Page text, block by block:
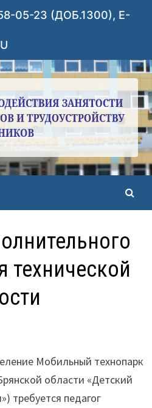
05-23 (ДОБ.1300), E-
технической
Мобильный технопарк
области «Детский
требуется педагог